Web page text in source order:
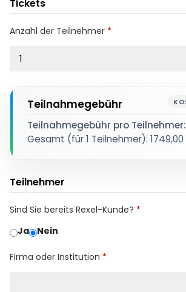
Tickets
Anzahl der Teilnehmer
Teilnahmegebühr
Teilnahmegebühr pro Teilnehmer:
Gesamt (für1 Teilnehmer): 1749,00
Teilnehmer
Sind Sie bereits Rexel-Kunde?
Ja
Nein
Firma oder Institution